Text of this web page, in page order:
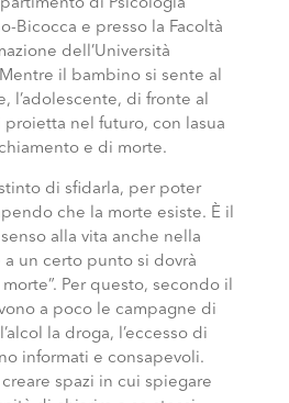
di Psicologia
Bicocca e presso la Facoltà
dell’Università
il bambino si sente al
l’adolescente, di fronte al
nel futuro, con lasua
e di morte.
di sfidarla, per poter
che la morte esiste. È il
alla vita anche nella
a un certo punto si dovrà
Per questo, secondo il
a poco le campagne di
la droga, l’eccesso di
informati e consapevoli.
spazi in cui spiegare